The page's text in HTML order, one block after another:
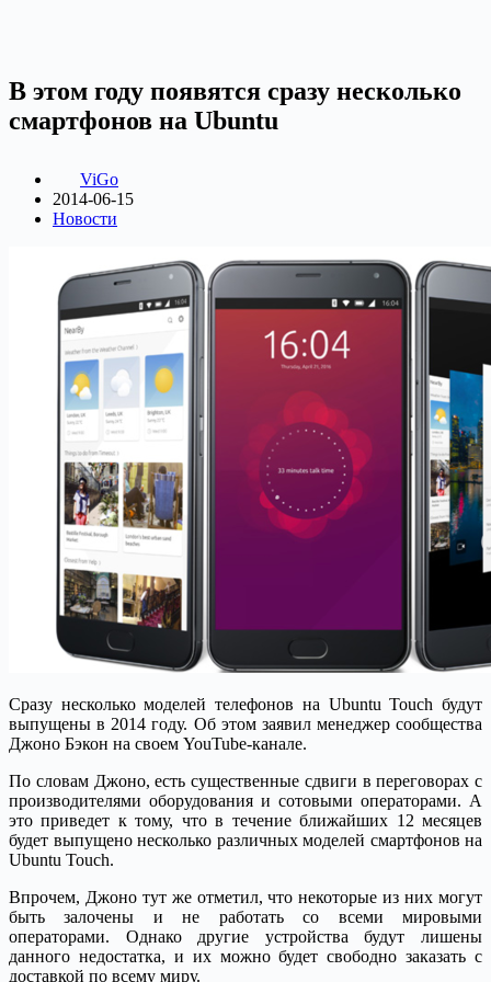
В этом году появятся сразу несколько
смартфонов на Ubuntu
ViGo
2014-06-15
Новости
Сразу несколько моделей телефонов на Ubuntu Touch будут
выпущены в 2014 году. Об этом заявил менеджер сообщества
Джоно Бэкон на своем YouTube-канале.
По словам Джоно, есть существенные сдвиги в переговорах с
производителями оборудования и сотовыми операторами. А
это приведет к тому, что в течение ближайших 12 месяцев
будет выпущено несколько различных моделей смартфонов на
Ubuntu Touch.
Впрочем, Джоно тут же отметил, что некоторые из них могут
быть залочены и не работать со всеми мировыми
операторами. Однако другие устройства будут лишены
данного недостатка, и их можно будет свободно заказать с
доставкой по всему миру.